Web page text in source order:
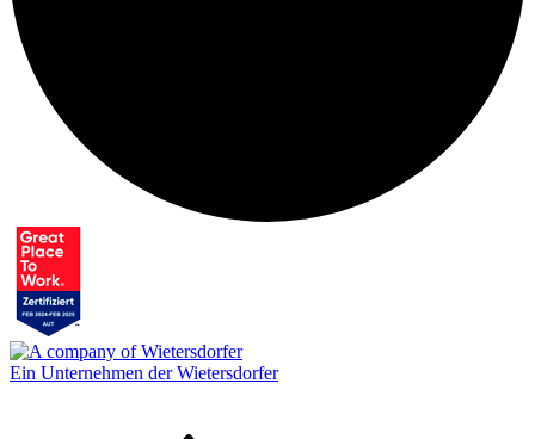
Ein Unternehmen der Wietersdorfer